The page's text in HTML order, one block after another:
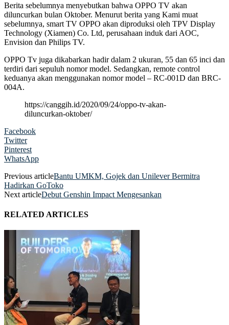
Berita sebelumnya menyebutkan bahwa OPPO TV akan
diluncurkan bulan Oktober. Menurut berita yang Kami muat
sebelumnya, smart TV OPPO akan diproduksi oleh TPV Display
Technology (Xiamen) Co. Ltd, perusahaan induk dari AOC,
Envision dan Philips TV.
OPPO Tv juga dikabarkan hadir dalam 2 ukuran, 55 dan 65 inci dan
terdiri dari sepuluh nomor model. Sedangkan, remote control
keduanya akan menggunakan nomor model – RC-001D dan BRC-
004A.
https://canggih.id/2020/09/24/oppo-tv-akan-
diluncurkan-oktober/
Facebook
Twitter
Pinterest
WhatsApp
Previous articleBantu UMKM, Gojek dan Unilever Bermitra
Hadirkan GoToko
Next articleDebut Genshin Impact Mengesankan
RELATED ARTICLES